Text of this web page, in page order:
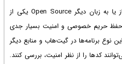
استفاده کردن از برنامه‌های متن باز یا به زبان دیگر Open Source یکی از
حفظ حریم خصوصی و امنیت بسیار جدی
برنامه‌ها در گیت‌هاب و منابع دیگر
کدها را از نظر امنیت، بررسی کنند.